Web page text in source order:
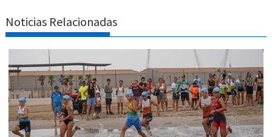
Noticias Relacionadas